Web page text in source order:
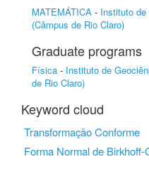
MATEMÁTICA - Instituto
(Câmpus de Rio Claro)
Graduate programs
Física - Instituto de
de Rio Claro)
Keyword cloud
Transformação Conforme
Forma Normal de Birkhoff-